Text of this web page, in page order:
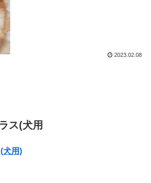
2023.02.08
ス(犬用
犬用)